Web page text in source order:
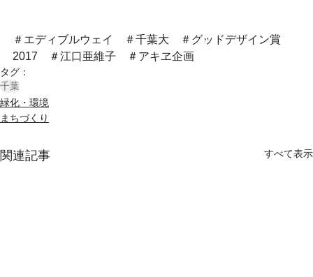
＃エディブルウェイ　＃千葉大　＃グッドデザイン賞
2017　＃江口亜維子　＃アキヱ企画
タグ：
千葉
緑化・環境
まちづくり
関連記事 すべて表示